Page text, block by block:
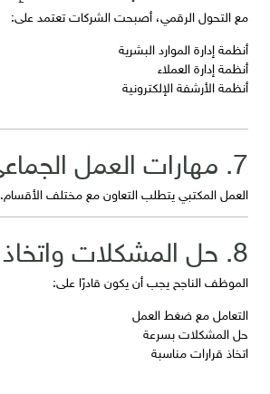
مع التحول الرقمي، أصبحت الشركات تعتمد على:
أنظمة إدارة الموارد البشرية
أنظمة إدارة العملاء
أنظمة الأرشفة الإلكترونية
7. مهارات العمل الجماعي
العمل المكتبي يتطلب التعاون مع مختلف الأقسام.
8. حل المشكلات واتخاذ القرار
الموظف الناجح يجب أن يكون قادرًا على:
التعامل مع ضغط العمل
حل المشكلات بسرعة
اتخاذ قرارات مناسبة